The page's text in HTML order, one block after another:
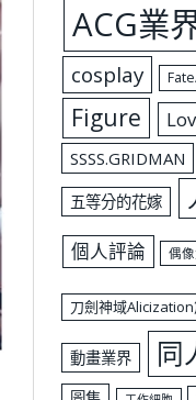
ACG業
cosplay
Figure
SSSS.GRIDMAN
五等分的花嫁
個人評論 偶
刀劍神域
動畫業界 同